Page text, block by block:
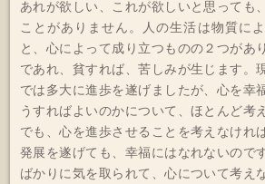
あれが欲しい、これが欲しいと思っても
ことがありません。人の生活は物質に
と、心によって成り立つものの２つがあ
であれ、貧すれば、苦しみが生じます。
では多大に進歩を遂げましたが、心を幸
うすればよいのかについて、ほとんど考
でも、心を進歩させることを考えなけれ
発展を遂げても、幸福にはなれないので
ばかりに気を取られて、心について考え